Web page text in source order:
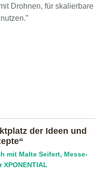
Drohnen, für skalierbare
der Ideen und
mit Malte Seifert, Messe-
XPONENTIAL